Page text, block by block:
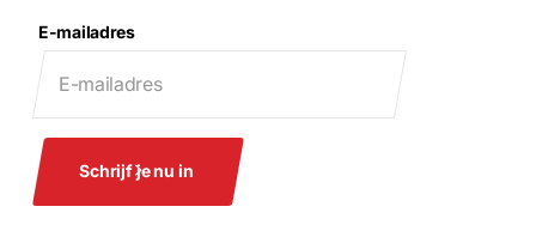
E-mailadres
Schrijf je nu in